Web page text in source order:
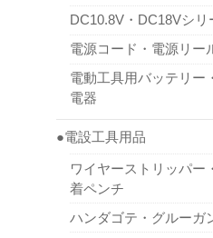
DC10.8V・DC18Vシリ
電源コード・電源リー
電動工具用バッテリー
電器
●電設工具用品
ワイヤーストリッパー
着ペンチ
ハンダゴテ・グルーガ